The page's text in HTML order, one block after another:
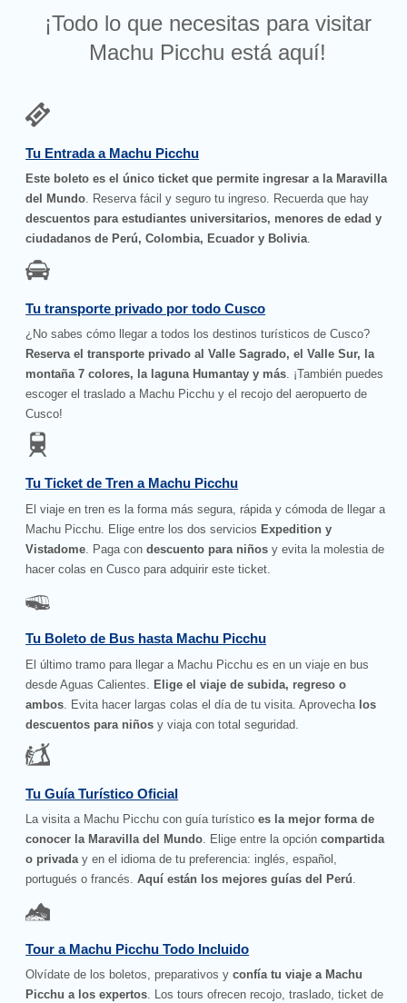
¡Todo lo que necesitas para visitar
Machu Picchu está aquí!
Tu Entrada a Machu Picchu
Este boleto es el único ticket que permite ingresar a la Maravilla
del Mundo. Reserva fácil y seguro tu ingreso. Recuerda que hay
descuentos para estudiantes universitarios, menores de edad y
ciudadanos de Perú, Colombia, Ecuador y Bolivia.
Tu transporte privado por todo Cusco
¿No sabes cómo llegar a todos los destinos turísticos de Cusco?
Reserva el transporte privado al Valle Sagrado, el Valle Sur, la
montaña 7 colores, la laguna Humantay y más. ¡También puedes
escoger el traslado a Machu Picchu y el recojo del aeropuerto de
Cusco!
Tu Ticket de Tren a Machu Picchu
El viaje en tren es la forma más segura, rápida y cómoda de llegar a
Machu Picchu. Elige entre los dos servicios Expedition y
Vistadome . Paga condescuento para niños y evita la molestia de
hacer colas en Cusco para adquirir este ticket.
Tu Boleto de Bus hasta Machu Picchu
El último tramo para llegar a Machu Picchu es en un viaje en bus
desde Aguas Calientes. Elige el viaje de subida, regreso o
ambos . Evita hacer largas colas el día de tu visita. Aprovecha los
descuentos para niños y viaja con total seguridad.
Tu Guía Turístico Oficial
La visita a Machu Picchu con guía turístico es la mejor forma de
conocer la Maravilla del Mundo. Elige entre la opcióncompartida
o privaday en el idioma de tu preferencia: inglés, español,
portugués o francés.Aquí están los mejores guías del Perú.
Tour a Machu Picchu Todo Incluido
Olvídate de los boletos, preparativos yconfía tu viaje a Machu
Picchu a los expertos. Los tours ofrecen recojo, traslado, ticket de